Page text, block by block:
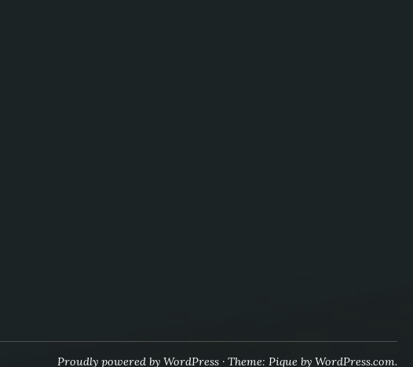
Proudly powered by WordPress · Theme: Pique by WordPress.com.